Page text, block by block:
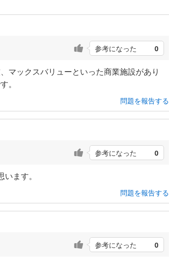
参考になった 0
マックスバリューといった商業施設があり
。
問題を報告する
参考になった 0
ます。
問題を報告する
参考になった 0